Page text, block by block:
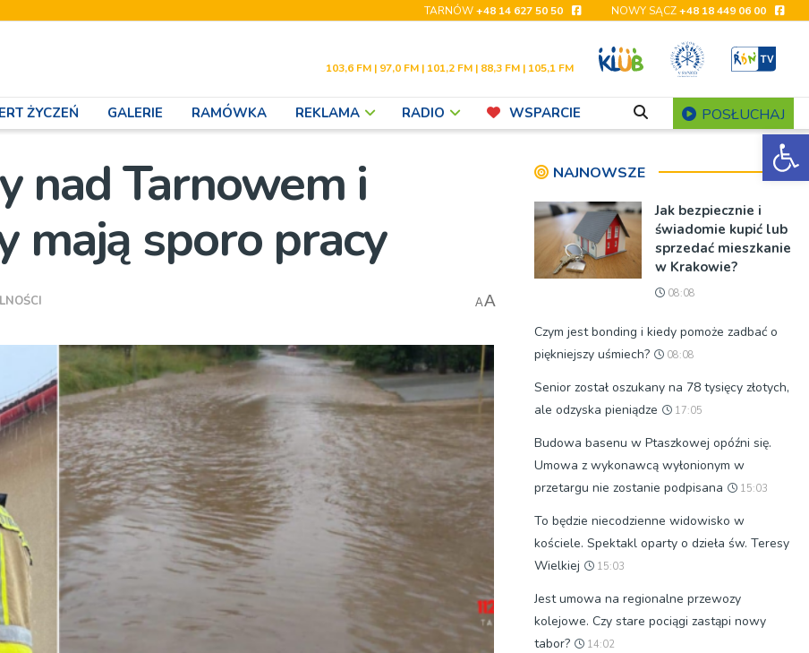
TARNÓW+48 14 627 50 50 NOWY SĄCZ+48 18 449 06 00
103,6 FM | 97,0 FM | 101,2 FM | 88,3 FM | 105,1 FM
ŻYCZEŃ GALERIE RAMÓWKA REKLAMA RADIO WSPARCIE POSŁUCHAJ
nad Tarnowem i
mają sporo pracy
AA
NAJNOWSZE
Jak bezpiecznie i
świadomie kupić lub
sprzedać mieszkanie
w Krakowie?
08:08
Czym jest bonding i kiedy pomoże zadbać o
piękniejszy uśmiech?
08:08
Senior został oszukany na 78 tysięcy złotych,
ale odzyska pieniądze
17:05
Budowa basenu w Ptaszkowej opóźni się.
Umowa z wykonawcą wyłonionym w
przetargu nie zostanie podpisana
15:03
To będzie niecodzienne widowisko w
kościele. Spektakl oparty o dzieła św. Teresy
Wielkiej
15:03
Jest umowa na regionalne przewozy
kolejowe. Czy stare pociągi zastąpi nowy
tabor?
14:02